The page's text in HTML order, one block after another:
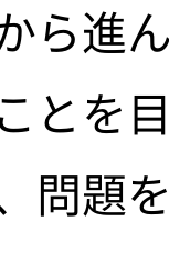
ら進
とを
問題